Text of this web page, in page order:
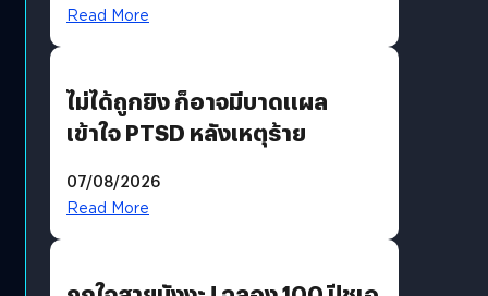
Read More
ไม่ได้ถูกยิง ก็อาจมีบาดแผล
เข้าใจ PTSD หลังเหตุร้าย
07/08/2026
Read More